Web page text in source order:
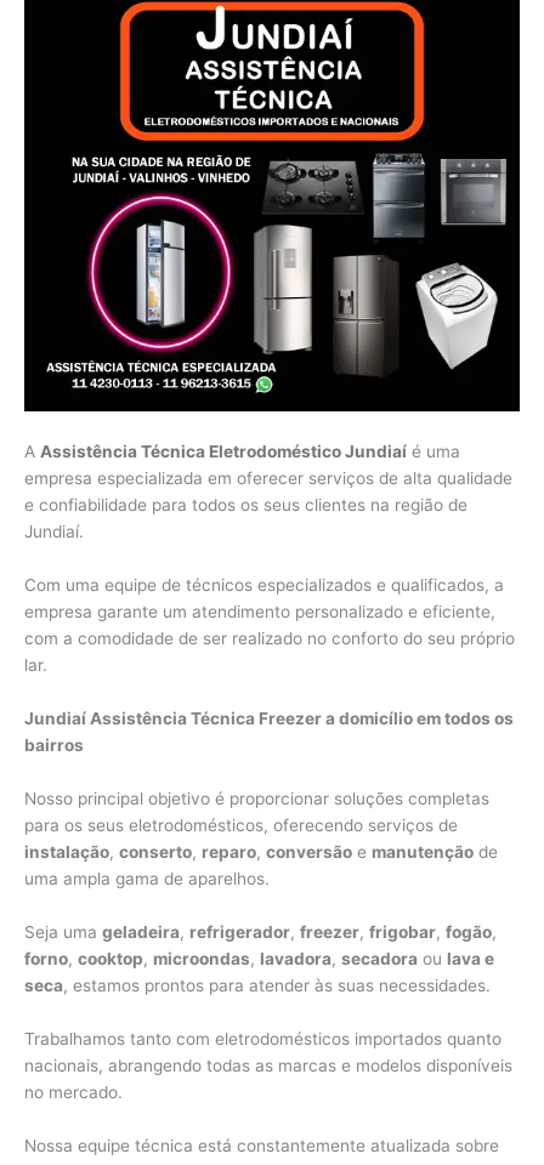
A Assistência Técnica Eletrodoméstico Jundiaí é uma
empresa especializada em oferecer serviços de alta qualidade
e confiabilidade para todos os seus clientes na região de
Jundiaí.
Com uma equipe de técnicos especializados e qualificados, a
empresa garante um atendimento personalizado e eficiente,
com a comodidade de ser realizado no conforto do seu próprio
lar.
Jundiaí Assistência Técnica Freezer a domicílio em todos os
bairros
Nosso principal objetivo é proporcionar soluções completas
para os seus eletrodomésticos, oferecendo serviços de
instalação, conserto, reparo, conversão e manutenção de
uma ampla gama de aparelhos.
Seja uma geladeira, refrigerador, freezer, frigobar, fogão,
forno, cooktop, microondas, lavadora, secadora ou lava e
seca, estamos prontos para atender às suas necessidades.
Trabalhamos tanto com eletrodomésticos importados quanto
nacionais, abrangendo todas as marcas e modelos disponíveis
no mercado.
Nossa equipe técnica está constantemente atualizada sobre